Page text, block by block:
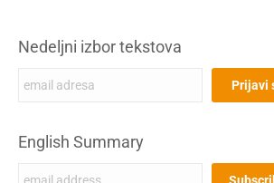
Nedeljni izbor tekstova
English Summary